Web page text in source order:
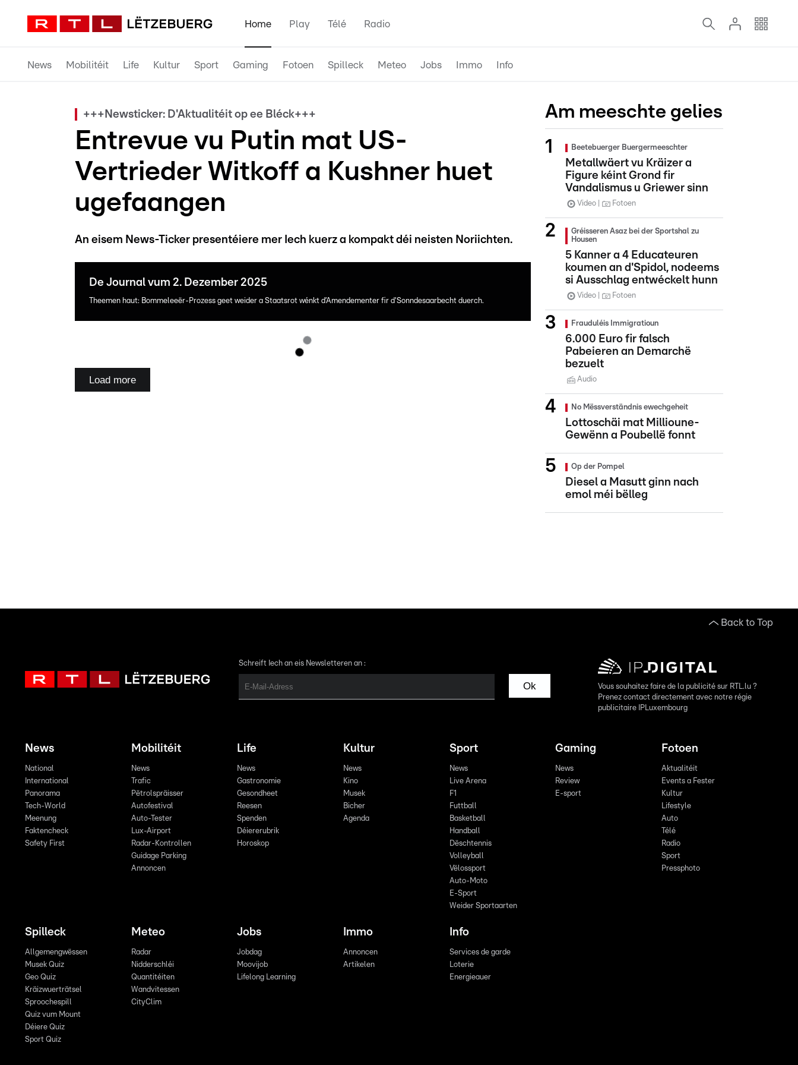
Home Play Télé Radio
News Mobilitéit Life Kultur Sport Gaming Fotoen Spilleck Meteo Jobs Immo Info
+++Newsticker: D'Aktualitéit op ee Bléck+++
Entrevue vu Putin mat US-
Vertrieder Witkoff a Kushner huet
ugefaangen
An eisem News-Ticker presentéiere mer Iech kuerz a kompakt déi neisten Noriichten.
De Journal vum 2. Dezember 2025
Theemen haut: Bommeleeër-Prozess geet weider a Staatsrot wénkt d’Amendementer fir d'Sonndesaarbecht duerch.
Load more
Am meeschte gelies
Beetebuerger Buergermeeschter
Metallwäert vu Kräizer a
Figure kéint Grond fir
Vandalismus u Griewer sinn
Video Fotoen
Gréisseren Asaz bei der Sportshal zu
Housen
5 Kanner a 4 Educateuren
koumen an d'Spidol, nodeems
si Ausschlag entwéckelt hunn
Video Fotoen
Frauduléis Immigratioun
6.000 Euro fir falsch
Pabeieren an Demarchë
bezuelt
Audio
No Mëssverständnis ewechgeheit
Lottoschäi mat Millioune-
Gewënn a Poubellë fonnt
Op der Pompel
Diesel a Masutt ginn nach
emol méi bëlleg
Back to Top
Schreift Iech an eis Newsletteren an :
Ok
Vous souhaitez faire de la publicité sur RTL.lu ?
Prenez contact directement avec notre régie
publicitaire IPLuxembourg
News
National
International
Panorama
Tech-World
Meenung
Faktencheck
Safety First
Mobilitéit
News
Trafic
Pëtrolspräisser
Autofestival
Auto-Tester
Lux-Airport
Radar-Kontrollen
Guidage Parking
Annoncen
Life
News
Gastronomie
Gesondheet
Reesen
Spenden
Déiererubrik
Horoskop
Kultur
News
Kino
Musek
Bicher
Agenda
Sport
News
Live Arena
F1
Futtball
Basketball
Handball
Dëschtennis
Volleyball
Vëlossport
Auto-Moto
E-Sport
Weider Sportaarten
Gaming
News
Review
E-sport
Fotoen
Aktualitéit
Events a Fester
Kultur
Lifestyle
Auto
Télé
Radio
Sport
Pressphoto
Spilleck
Allgemengwëssen
Musek Quiz
Geo Quiz
Kräizwuerträtsel
Sproochespill
Quiz vum Mount
Déiere Quiz
Sport Quiz
Meteo
Radar
Nidderschléi
Quantitéiten
Wandvitessen
CityClim
Jobs
Jobdag
Moovijob
Lifelong Learning
Immo
Annoncen
Artikelen
Info
Services de garde
Loterie
Energieauer